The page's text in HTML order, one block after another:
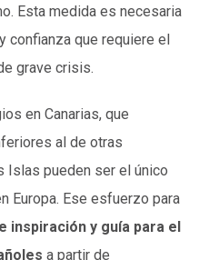
Esta medida es necesaria
confianza que requiere el
grave crisis.
en Canarias, que
al de otras
Islas pueden ser el único
Europa. Ese esfuerzo para
inspiración y guía para el
a partir de